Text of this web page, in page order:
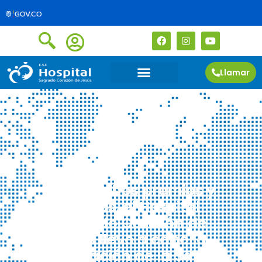
Llamar
Con muchos premios y
regalos, el Hospital
Sagrado Corazón de
Jesús llevo a cabo la
celebración de la Salud